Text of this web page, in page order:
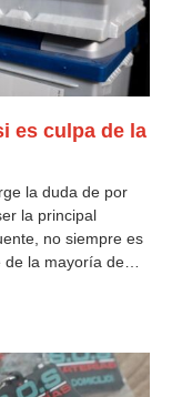
es culpa de la
la duda de por
la principal
no siempre es
de la mayoría de